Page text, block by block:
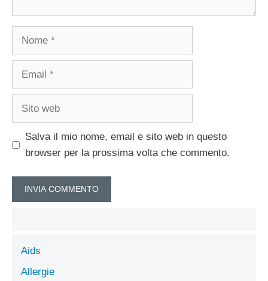
Nome
Email
Sito
Salva il mio nome, email e sito web in questo
browser per la prossima volta che commento.
Aids
Allergie